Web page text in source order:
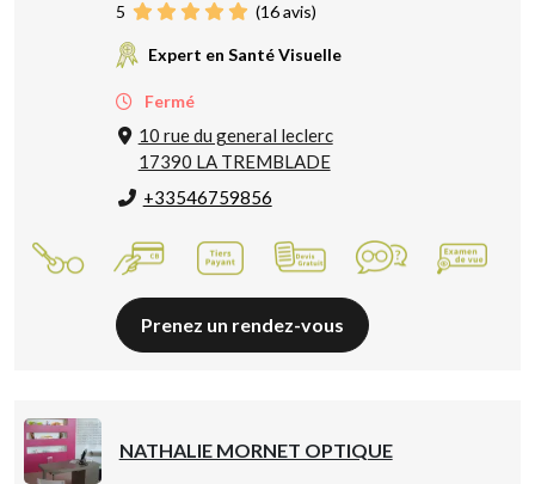
5 (16avis)
Expert en Santé Visuelle
Fermé
10 rue du general leclerc
17390 LA TREMBLADE
+33546759856
Prenez un rendez-vous
NATHALIE MORNET OPTIQUE